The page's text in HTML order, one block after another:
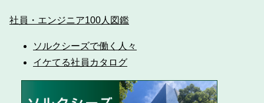
社員・エンジニア100人図鑑
ソルクシーズで働く人々
イケてる社員カタログ